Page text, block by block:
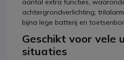
aantal extra functies,
achtergrondverlichting;
bijna lege batterij en
Geschikt voor vele
situaties